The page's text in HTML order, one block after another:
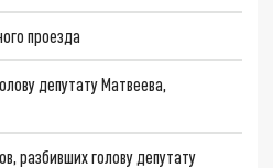
проезда
депутату Матвеева,
разбивших голову депутату